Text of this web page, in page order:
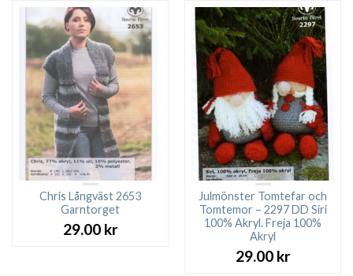
Chris Långväst 2653
Garntorget
29.00 kr
Julmönster Tomtefar och
Tomtemor – 2297 DD Siri
100% Akryl. Freja 100%
Akryl
29.00 kr